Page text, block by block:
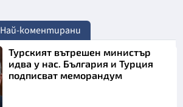
Най-коментирани
Турският вътрешен министър
идва у нас. България и Турция
подписват меморандум